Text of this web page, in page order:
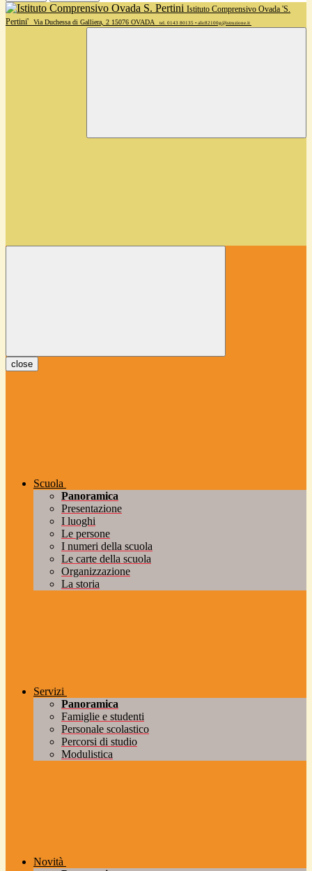
Istituto Comprensivo Ovada 'S.
Pertini'
Via Duchessa di Galliera, 2 15076 OVADA tel. 0143 80135 • alic82100g@istruzione.it
close
Scuola
Panoramica
Presentazione
I luoghi
Le persone
I numeri della scuola
Le carte della scuola
Organizzazione
La storia
Servizi
Panoramica
Famiglie e studenti
Personale scolastico
Percorsi di studio
Modulistica
Novità